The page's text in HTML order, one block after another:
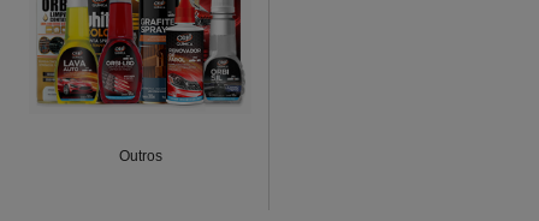
Outros